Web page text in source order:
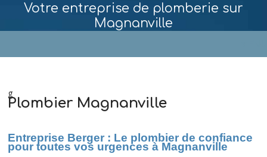
Votre entreprise de plomberie sur
Magnanville
g
Plombier Magnanville
Entreprise Berger : Le plombier de confiance
pour toutes vos urgences à Magnanville